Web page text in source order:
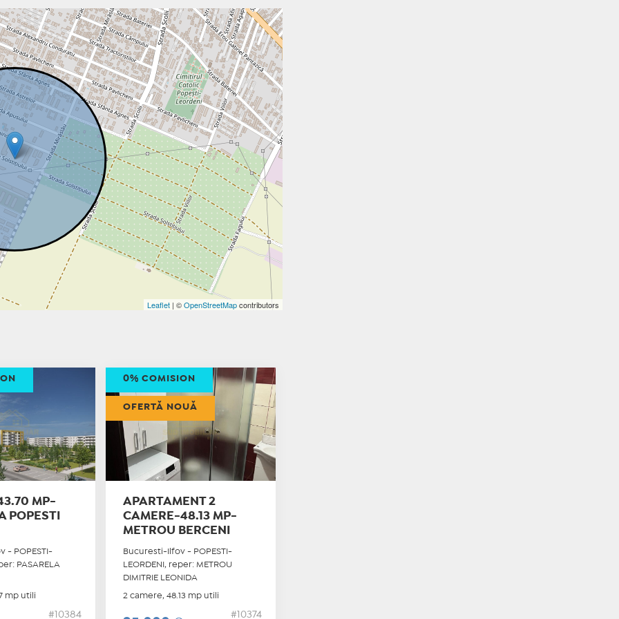
Leaflet| ©OpenStreetMapcontributors
MP-
POPESTI
- POPESTI-
PASARELA
mp utili
#10384
APARTAMENT 2
CAMERE-48.13 MP-
METROU BERCENI
Bucuresti-Ilfov - POPESTI-
LEORDENI, reper: METROU
DIMITRIE LEONIDA
2 camere, 48.13 mp utili
#10374
0% COMISION
OFERTĂ NOUĂ